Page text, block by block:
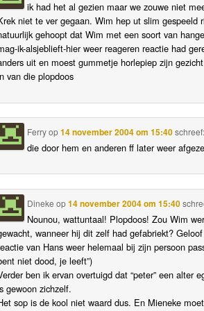
ik had het al gezien maar we zouwe niet
niet te ver gegaan. Wim hep ut slim gespeeld
gehoopt dat Wim met een soort van
ik-alsjeblieft-hier weer reageren reactie had
uit en moest gummetje horlepiep zijn
van die plopdoos
Ferryop14 november 2004 om 15:40schreef:
die door hem en anderen ff later weer
Dineke op14 november 2004 om 15:40
Nounou, wattuntaal! Plopdoos! Zou Wim
wanneer hij dit zelf had gefabriekt?
van Hans weer helemaal bij zijn persoon
niet dood, je leeft”)
ben ik ervan overtuigd dat “peter” een alter
gewoon zichzelf.
sop is de kool niet waard dus. En Mieneke